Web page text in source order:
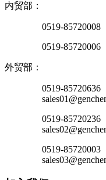
内贸部：
0519-
0519-
外贸部：
0519-
0519-
0519-